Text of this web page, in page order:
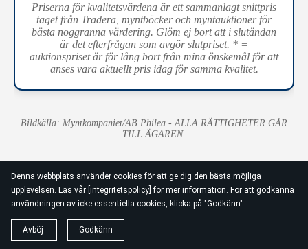
Denna webbplats använder cookies för att ge dig den bästa möjliga
upplevelsen. Läs vår [integritetspolicy] för mer information. För att godkänna
användningen av icke-essentiella cookies, klicka på "Godkänn".
Avböj Godkänn
Priserna för kvalitetsvärdena är ett sammanlagt snittpris
taget från Tradera, myntböcker och myntauktioner för
bästa noggranna värdering. Glöm ej bort att i slutändan
är det efterfrågan som avgör slutpriset. * =
auktionspriset är för lång bort från mina önskemål för att
anses vara aktuellt pris idag för samma kvalitet.
Bildkälla: Myntkompaniet/AB Philea - ALLA RÄTTIGHETER GÅR
TILL ÄGAREN.